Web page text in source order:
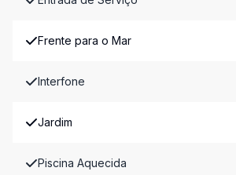
Frente para o Mar
Interfone
Jardim
Piscina Aquecida